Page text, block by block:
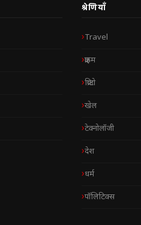
श्रेणियाँ
Travel
क्राइम
क्रिप्टो
खेल
टेक्नोलॉजी
देश
धर्म
पॉलिटिक्स